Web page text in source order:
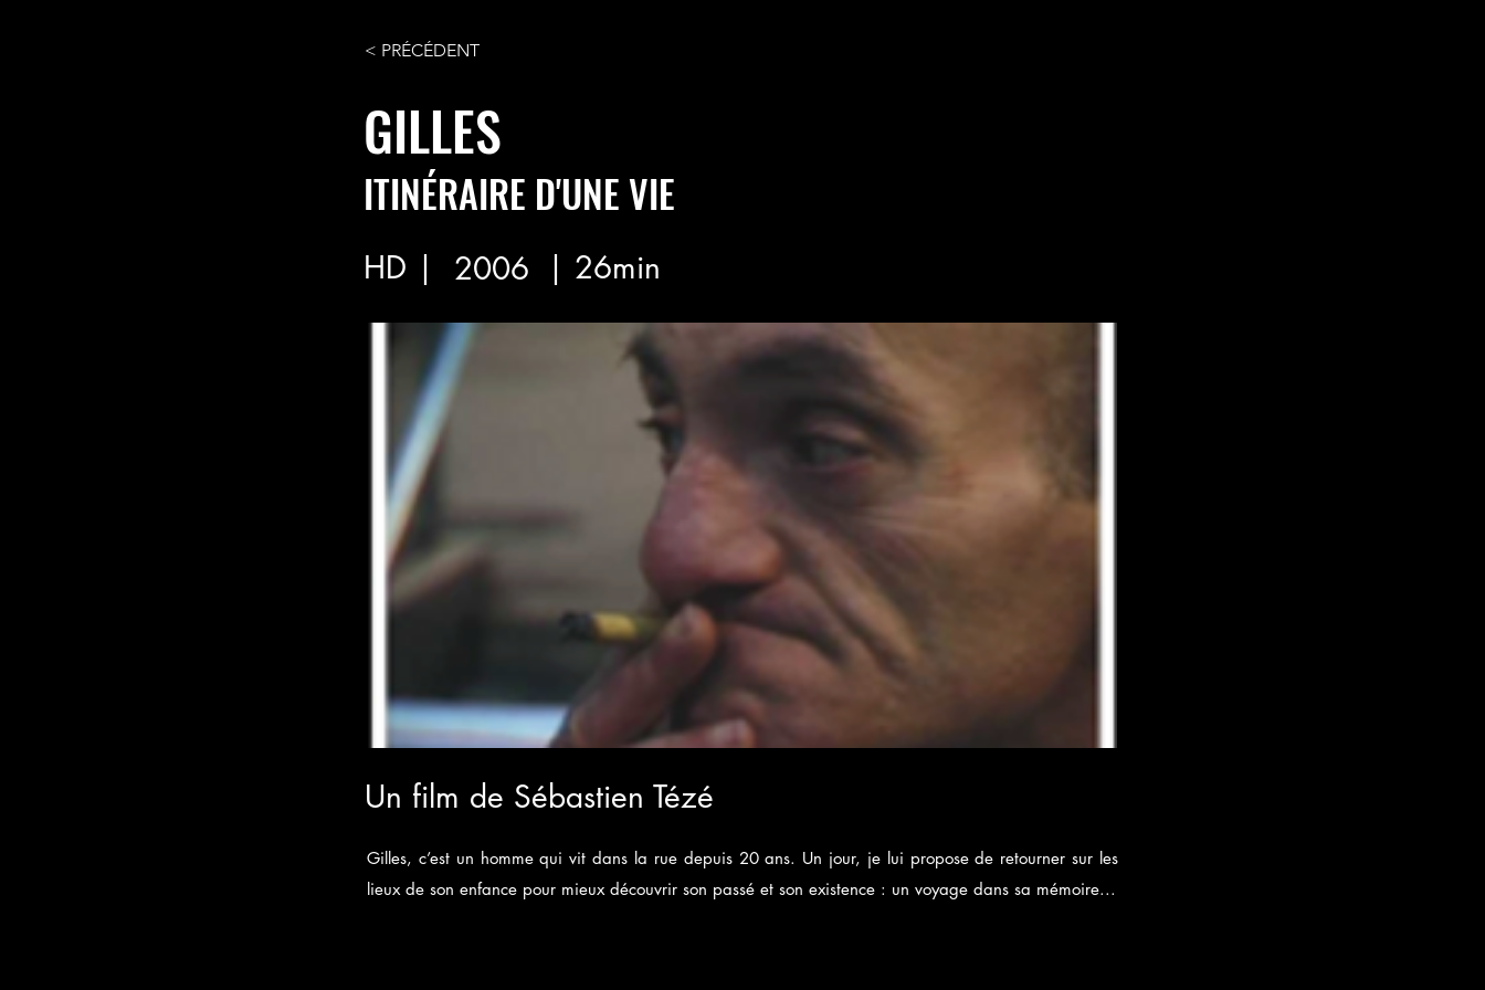
< PRÉCÉDENT
GILLES
ITINÉRAIRE D'UNE VIE
HD | 2006 | 26min
Un film de Sébastien Tézé
Gilles, c’est un homme qui vit dans la rue depuis 20 ans. Un jour, je lui propose de retourner sur les
lieux de son enfance pour mieux découvrir son passé et son existence : un voyage dans sa mémoire...